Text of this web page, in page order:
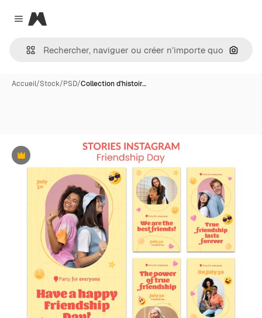
Close menu
Magnific
Accueil/Stock/PSD/Collection d'histoir…
Premium